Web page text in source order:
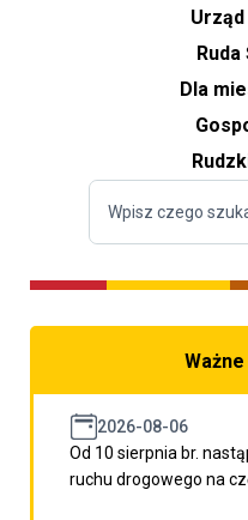
Ruda
Dla
2026-08-06
Od 10 sierpnia br.
ruchu drogowego na